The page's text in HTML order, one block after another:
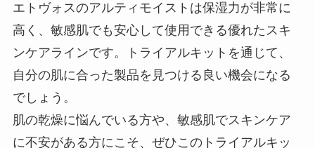
エトヴォスのアルティモイストは保湿力が非常に
高く、敏感肌でも安心して使用できる優れたスキ
ンケアラインです。トライアルキットを通じて、
自分の肌に合った製品を見つける良い機会になる
でしょう。
肌の乾燥に悩んでいる方や、敏感肌でスキンケア
に不安がある方にこそ、ぜひこのトライアルキッ